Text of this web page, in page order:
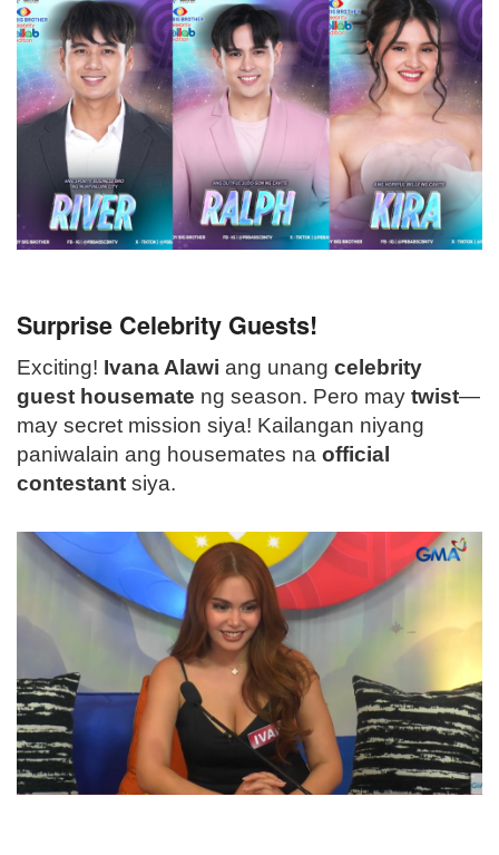
Surprise Celebrity Guests!
Exciting! Ivana Alawi ang unang celebrity
guest housemate ng season. Pero may twist—
may secret mission siya! Kailangan niyang
paniwalain ang housemates na official
contestant siya.